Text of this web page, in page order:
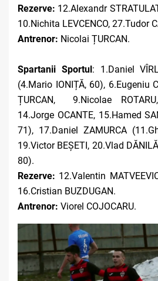
Rezerve: 12.Alexandr
10.Nichita LEVCENCO, 27.Tudor
Antrenor: Nicolai ȚURCAN.
Spartanii Sportul : 1.Daniel
(4.Mario IONIȚĂ, 60), 6.Eugeniu
ȚURCAN, 9.Nicolae
14.Jorge OCANTE, 15.Hamed
71), 17.Daniel ZAMURCA
19.Victor BEȘETI, 20.Vlad
80).
Rezerve: 12.Valentin
16.Cristian BUZDUGAN.
Antrenor: Viorel COJOCARU.